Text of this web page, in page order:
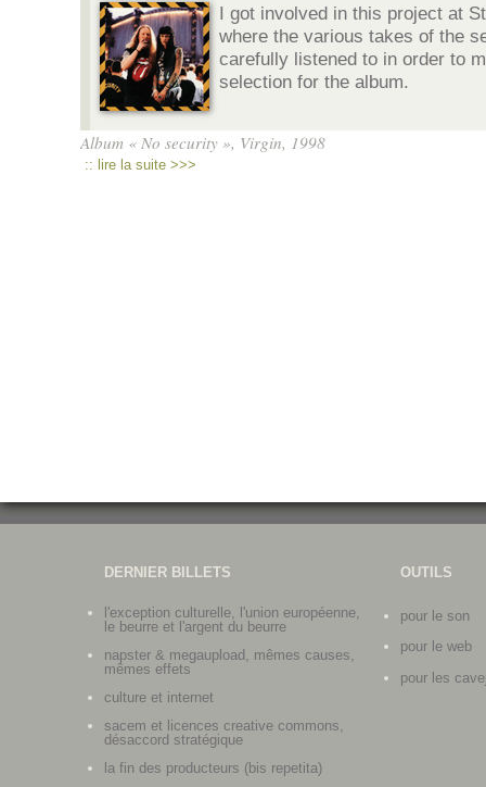
I got involved in this project at
where the various takes of the
carefully listened to in order to
selection for the album.
Album « No security », Virgin, 1998
:: lire la suite >>>
DERNIER BILLETS
l'exception culturelle, l'union européenne,
le beurre et l'argent du beurre
napster & megaupload, mêmes causes,
mêmes effets
culture et internet
sacem et licences creative commons,
désaccord stratégique
la fin des producteurs (bis repetita)
OUTILS
pour le son
pour le web
pour les